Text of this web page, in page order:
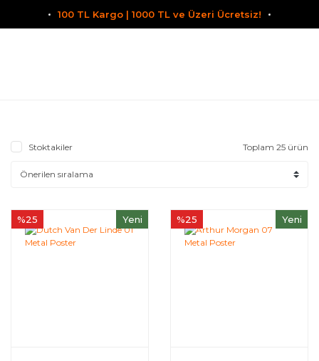
100 TL Kargo | 1000 TL ve Üzeri Ücretsiz!
Stoktakiler Toplam 25 ürün
Yeni
%25 Yeni
%25